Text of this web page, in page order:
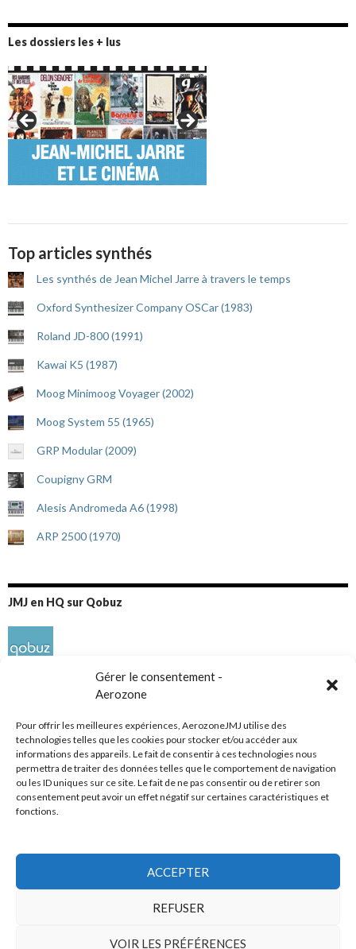
Gérer le consentement -
Aerozone
Pour offrir les meilleures expériences, AerozoneJMJ utilise des
technologies telles que les cookies pour stocker et/ou accéder aux
informations des appareils. Le fait de consentir à ces technologies nous
permettra de traiter des données telles que le comportement de navigation
ou les ID uniques sur ce site. Le fait de ne pas consentir ou de retirer son
consentement peut avoir un effet négatif sur certaines caractéristiques et
fonctions.
ACCEPTER
REFUSER
VOIR LES PRÉFÉRENCES
Les dossiers les + lus
Top articles synthés
Les synthés de Jean Michel Jarre à travers le temps
Oxford Synthesizer Company OSCar (1983)
Roland JD-800 (1991)
Kawai K5 (1987)
Moog Minimoog Voyager (2002)
Moog System 55 (1965)
GRP Modular (2009)
Coupigny GRM
Alesis Andromeda A6 (1998)
ARP 2500 (1970)
JMJ en HQ sur Qobuz
Réseaux sociaux
© Mars 2006-Août 2026